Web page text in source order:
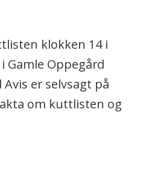
klokken 14 i
Gamle Oppegård
er selvsagt på
om kuttlisten og